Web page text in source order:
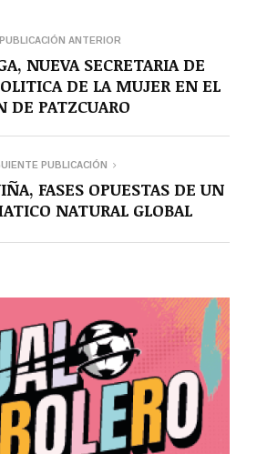
PUBLICACIÓN ANTERIOR
NUEVA SECRETARIA DE
DE LA MUJER EN EL
DE PATZCUARO
PUBLICACIÓN
FASES OPUESTAS DE UN
NATURAL GLOBAL